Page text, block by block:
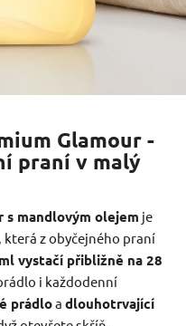
Glamour -
praní v malý
s mandlovým olejem je
, která z obyčejného praní
vystačí přibližně na 28
i každodenní
prádloa dlouhotrvající